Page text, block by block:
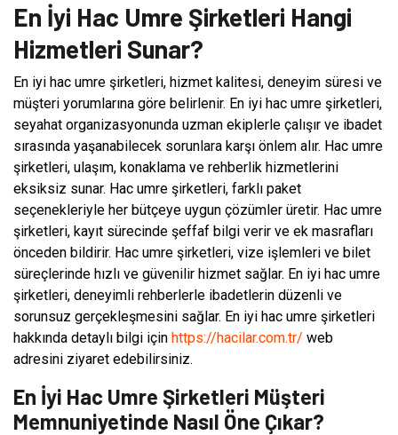
En İyi Hac Umre Şirketleri Hangi
Hizmetleri Sunar?
En iyi hac umre şirketleri, hizmet kalitesi, deneyim süresi ve
müşteri yorumlarına göre belirlenir. En iyi hac umre şirketleri,
seyahat organizasyonunda uzman ekiplerle çalışır ve ibadet
sırasında yaşanabilecek sorunlara karşı önlem alır. Hac umre
şirketleri, ulaşım, konaklama ve rehberlik hizmetlerini
eksiksiz sunar. Hac umre şirketleri, farklı paket
seçenekleriyle her bütçeye uygun çözümler üretir. Hac umre
şirketleri, kayıt sürecinde şeffaf bilgi verir ve ek masrafları
önceden bildirir. Hac umre şirketleri, vize işlemleri ve bilet
süreçlerinde hızlı ve güvenilir hizmet sağlar. En iyi hac umre
şirketleri, deneyimli rehberlerle ibadetlerin düzenli ve
sorunsuz gerçekleşmesini sağlar. En iyi hac umre şirketleri
hakkında detaylı bilgi için https://hacilar.com.tr/ web
adresini ziyaret edebilirsiniz.
En İyi Hac Umre Şirketleri Müşteri
Memnuniyetinde Nasıl Öne Çıkar?